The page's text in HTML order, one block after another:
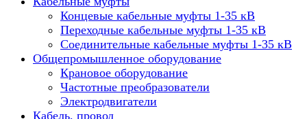
Концевые кабельные муфты 1-35 кВ
Переходные кабельные муфты 1-35 кВ
Соединительные кабельные муфты 1-35 кВ
Общепромышленное оборудование
Крановое оборудование
Частотные преобразователи
Электродвигатели
Кабель, провод